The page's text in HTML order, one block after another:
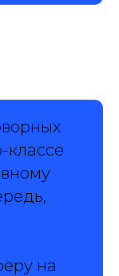
классе
на